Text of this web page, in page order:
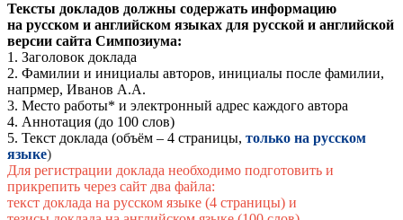
Тексты докладов должны содержать информацию
на русском и английском языках для русской и английской
версии сайта Симпозиума:
1. Заголовок доклада
2. Фамилии и инициалы авторов, инициалы после фамилии,
напрмер, Иванов А.А.
3. Место работы* и электронный адрес каждого автора
4. Аннотация (до 100 слов)
5. Текст доклада (объём – 4 страницы, только на русском
языке)
Для регистрации доклада необходимо подготовить и
прикрепить через сайт два файла:
текст доклада на русском языке (4 страницы) и